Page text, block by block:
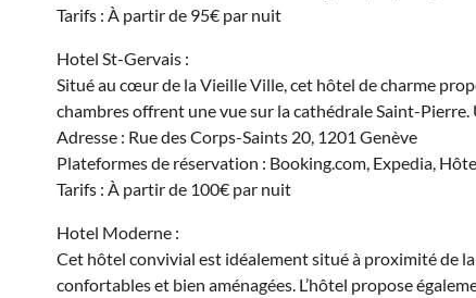
Tarifs : À partir de 95€ par nuit
Hotel St-Gervais :
Situé au cœur de la Vieille Ville, cet hôtel de charme
chambres offrent une vue sur la cathédrale Saint-
Adresse : Rue des Corps-Saints 20, 1201 Genève
Plateformes de réservation : Booking.com, Expedia,
Tarifs : À partir de 100€ par nuit
Hotel Moderne :
Cet hôtel convivial est idéalement situé à proximité de
confortables et bien aménagées. L’hôtel propose